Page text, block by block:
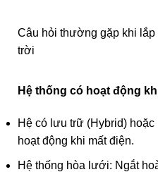
Câu hỏi thường gặp khi
trời
Hệ thống có hoạt động
Hệ có lưu trữ (Hybrid) hoặc
hoạt động khi mất điện.
Hệ thống hòa lưới: Ngắt